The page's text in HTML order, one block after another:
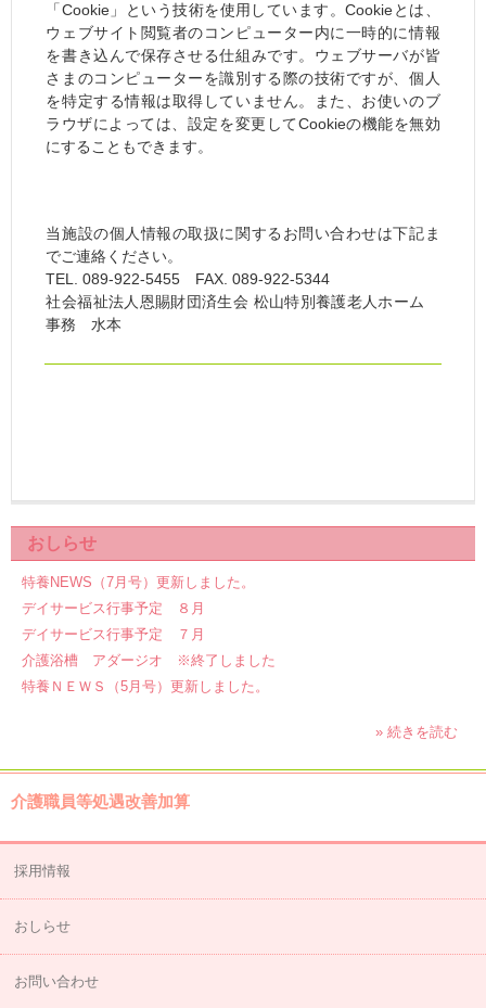
「Cookie」という技術を使用しています。Cookieとは、
ウェブサイト閲覧者のコンピューター内に一時的に情報
を書き込んで保存させる仕組みです。ウェブサーバが皆
さまのコンピューターを識別する際の技術ですが、個人
を特定する情報は取得していません。また、お使いのブ
ラウザによっては、設定を変更してCookieの機能を無効
にすることもできます。
当施設の個人情報の取扱に関するお問い合わせは下記ま
でご連絡ください。
TEL. 089-922-5455 FAX. 089-922-5344
社会福祉法人恩賜財団済生会 松山特別養護老人ホーム
事務 水本
おしらせ
特養NEWS（7月号）更新しました。
デイサービス行事予定 ８月
デイサービス行事予定 ７月
介護浴槽 アダージオ ※終了しました
特養ＮＥＷＳ（5月号）更新しました。
» 続きを読む
介護職員等処遇改善加算
採用情報
おしらせ
お問い合わせ